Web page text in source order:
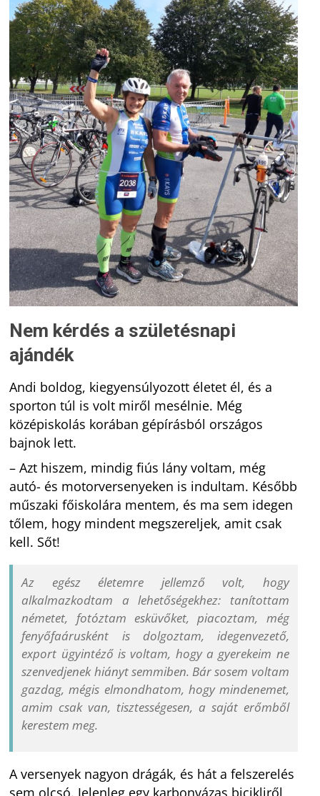
Nem kérdés a születésnapi
ajándék
Andi boldog, kiegyensúlyozott életet él, és a
sporton túl is volt miről mesélnie. Még
középiskolás korában gépírásból országos
bajnok lett.
– Azt hiszem, mindig fiús lány voltam, még
autó- és motorversenyeken is indultam. Később
műszaki főiskolára mentem, és ma sem idegen
tőlem, hogy mindent megszereljek, amit csak
kell. Sőt!
Az egész életemre jellemző volt, hogy
alkalmazkodtam a lehetőségekhez: tanítottam
németet, fotóztam esküvőket, piacoztam, még
fenyőfaárusként is dolgoztam, idegenvezető,
export ügyintéző is voltam, hogy a gyerekeim ne
szenvedjenek hiányt semmiben. Bár sosem voltam
gazdag, mégis elmondhatom, hogy mindenemet,
amim csak van, tisztességesen, a saját erőmből
kerestem meg.
A versenyek nagyon drágák, és hát a felszerelés
sem olcsó. Jelenleg egy karbonvázas bicikliről